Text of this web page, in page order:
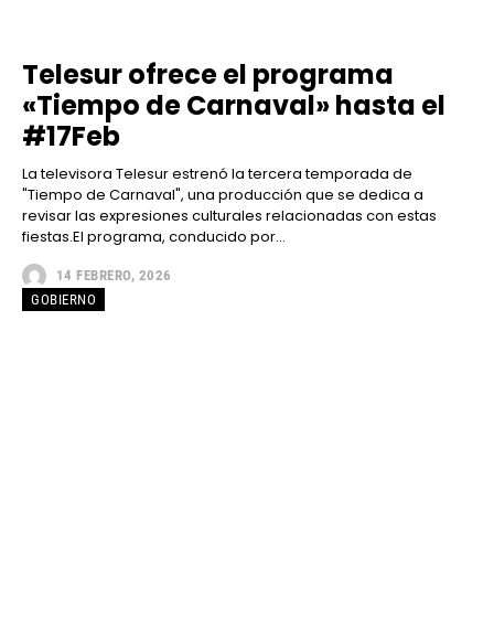
Telesur ofrece el programa
«Tiempo de Carnaval» hasta el
#17Feb
La televisora Telesur estrenó la tercera temporada de
"Tiempo de Carnaval", una producción que se dedica a
revisar las expresiones culturales relacionadas con estas
fiestas.El programa, conducido por...
14 FEBRERO, 2026
GOBIERNO